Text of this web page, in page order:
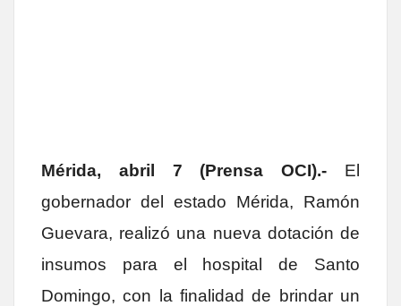
Mérida, abril 7 (Prensa OCI).-
El
gobernador del estado Mérida, Ramón
Guevara, realizó una nueva dotación de
insumos para el hospital de Santo
Domingo, con la finalidad de brindar un